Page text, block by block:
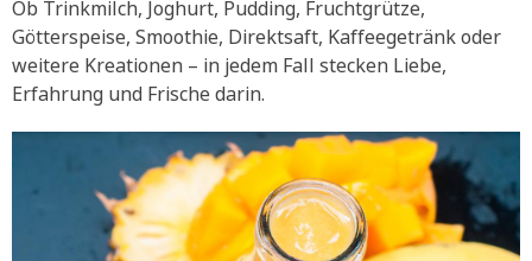
Ob Trinkmilch, Joghurt, Pudding, Fruchtgrütze,
Götterspeise, Smoothie, Direktsaft, Kaffeegetränk oder
weitere Kreationen – in jedem Fall stecken Liebe,
Erfahrung und Frische darin.